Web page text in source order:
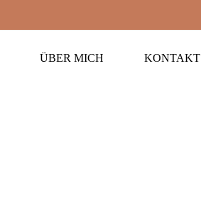
ÜBER MICH KONTAKT